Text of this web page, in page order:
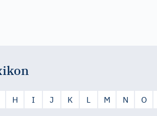
H I J K L M N O